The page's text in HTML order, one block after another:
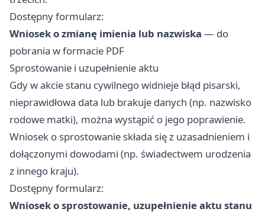
Dostępny formularz:
Wniosek o zmianę imienia lub nazwiska — do
pobrania w formacie PDF
Sprostowanie i uzupełnienie aktu
Gdy w akcie stanu cywilnego widnieje błąd pisarski,
nieprawidłowa data lub brakuje danych (np. nazwisko
rodowe matki), można wystąpić o jego poprawienie.
Wniosek o sprostowanie składa się z uzasadnieniem i
dołączonymi dowodami (np. świadectwem urodzenia
z innego kraju).
Dostępny formularz:
Wniosek o sprostowanie, uzupełnienie aktu stanu